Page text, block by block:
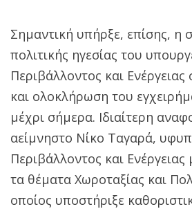
Σημαντική υπήρξε, επίσης, η
πολιτικής ηγεσίας του
Περιβάλλοντος και
και ολοκλήρωση του
μέχρι σήμερα. Ιδιαίτερη
αείμνηστο Νίκο Ταγαρά,
Περιβάλλοντος και
τα θέματα Χωροταξίας και
οποίος υποστήριξε